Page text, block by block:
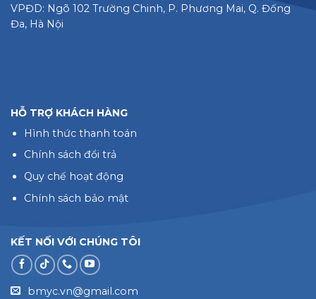
VPĐD: Ngõ 102 Trường Chinh, P. Phương Mai, Q. Đống
Đa, Hà Nội
HỖ TRỢ KHÁCH HÀNG
Hình thức thanh toán
Chính sách đổi trả
Quy chế hoạt động
Chính sách bảo mật
KẾT NỐI VỚI CHÚNG TÔI
bmyc.vn@gmail.com